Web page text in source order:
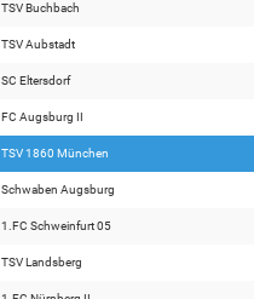
TSV Buchbach
TSV Aubstadt
SC Eltersdorf
FC Augsburg II
TSV 1860 München
Schwaben Augsburg
1.FC Schweinfurt 05
TSV Landsberg